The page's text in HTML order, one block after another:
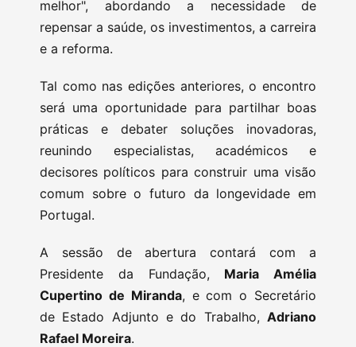
melhor", abordando a necessidade de
repensar a saúde, os investimentos, a carreira
e a reforma.
Tal como nas edições anteriores, o encontro
será uma oportunidade para partilhar boas
práticas e debater soluções inovadoras,
reunindo especialistas, académicos e
decisores políticos para construir uma visão
comum sobre o futuro da longevidade em
Portugal.
A sessão de abertura contará com a
Presidente da Fundação, Maria Amélia
Cupertino de Miranda, e com o Secretário
de Estado Adjunto e do Trabalho, Adriano
Rafael Moreira.